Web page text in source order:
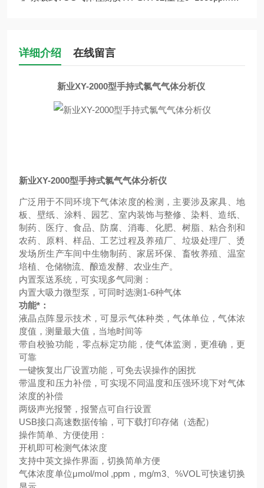
详细介绍 在线留言
新业XY-2000型手持式氯气气体分析仪
新业XY-2000型手持式氯气气体分析仪
广泛用于不同环境下气体浓度的检测，主要涉及家具、地
板、壁纸、涂料、园艺、室内装饰与整修、染料、造纸、
制药、医疗、食品、防腐、消毒、化肥、树脂、粘合剂和
农药、原料、样品、工艺过程及养殖厂、垃圾处理厂、烫
发场所生产车间中生物制药、家居环保、畜牧养殖、温室
培植、仓储物流、酿造发酵、农业生产。
内置泵送系统，可实现多气同测：
内置大吸力微型泵，可同时选测1-6种气体
功能*：
液晶点阵显示技术，可显示气体种类，气体单位，气体浓
度值，测量最大值，当地时间等
带自校验功能，零点标定功能，使气体监测，更准确，更
可靠
一键恢复出厂设置功能，可免去误操作的困扰
带温度和压力补偿，可实现不同温度和压强环境下对气体
浓度的补偿
两级声光报警，报警点可自行设置
USB接口高速数据传输，可下载打印存储（选配）
操作简单、方便使用：
开机即可检测气体浓度
支持中英文操作界面，切换简单方便
气体浓度单位μmol/mol ,ppm，mg/m3、%VOL可快速切换